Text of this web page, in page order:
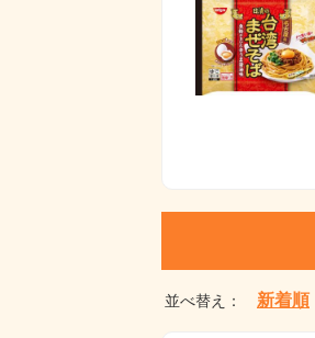
並べ替え： 新着順